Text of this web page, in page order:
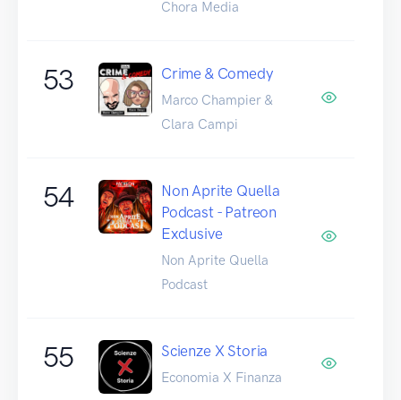
Chora Media
53 Crime & Comedy
Marco Champier &
Clara Campi
54
Non Aprite Quella
Podcast - Patreon
Exclusive
Non Aprite Quella
Podcast
55 Scienze X Storia
Economia X Finanza